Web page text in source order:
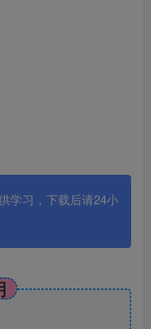
学习，下载后请24小